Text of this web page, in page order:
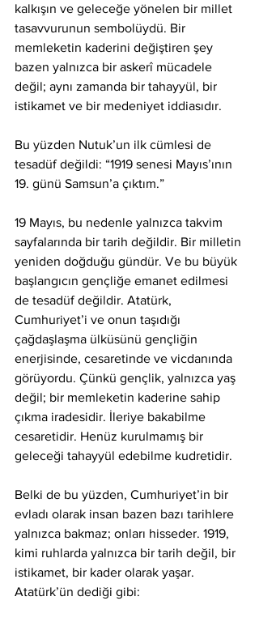
kalkışın ve geleceğe yönelen bir millet
tasavvurunun sembolüydü. Bir
memleketin kaderini değiştiren şey
bazen yalnızca bir askerî mücadele
değil; aynı zamanda bir tahayyül, bir
istikamet ve bir medeniyet iddiasıdır.
Bu yüzden Nutuk’un ilk cümlesi de
tesadüf değildi: “1919 senesi Mayıs’ının
19. günü Samsun’a çıktım.”
19 Mayıs, bu nedenle yalnızca takvim
sayfalarında bir tarih değildir. Bir milletin
yeniden doğduğu gündür. Ve bu büyük
başlangıcın gençliğe emanet edilmesi
de tesadüf değildir. Atatürk,
Cumhuriyet’i ve onun taşıdığı
çağdaşlaşma ülküsünü gençliğin
enerjisinde, cesaretinde ve vicdanında
görüyordu. Çünkü gençlik, yalnızca yaş
değil; bir memleketin kaderine sahip
çıkma iradesidir. İleriye bakabilme
cesaretidir. Henüz kurulmamış bir
geleceği tahayyül edebilme kudretidir.
Belki de bu yüzden, Cumhuriyet’in bir
evladı olarak insan bazen bazı tarihlere
yalnızca bakmaz; onları hisseder. 1919,
kimi ruhlarda yalnızca bir tarih değil, bir
istikamet, bir kader olarak yaşar.
Atatürk’ün dediği gibi: